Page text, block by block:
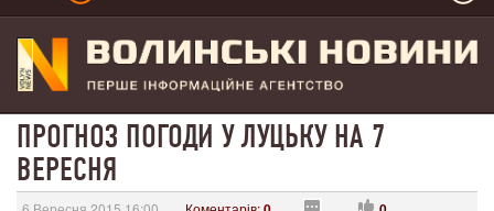
ПРОГНОЗ ПОГОДИ У ЛУЦЬКУ НА 7
ВЕРЕСНЯ